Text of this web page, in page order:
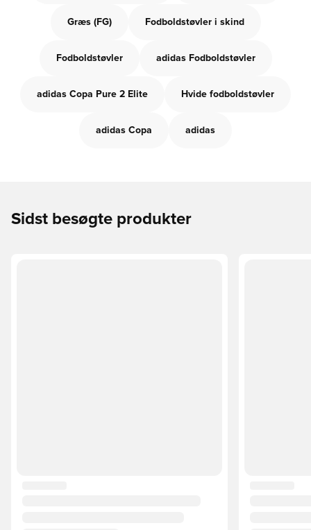
Græs (FG) Fodboldstøvler i skind
Fodboldstøvler adidas Fodboldstøvler
adidas Copa Pure 2 Elite Hvide fodboldstøvler
adidas Copa adidas
Sidst besøgte produkter